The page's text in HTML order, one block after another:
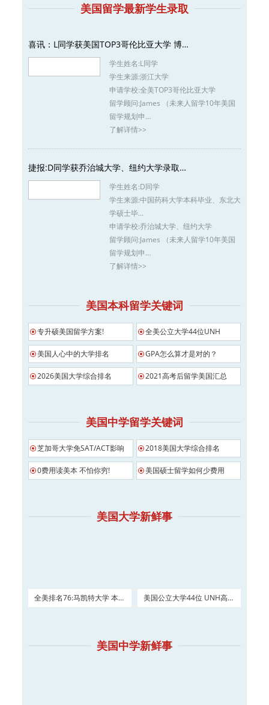
美国留学最新学生录取
喜讯：L同学获美国TOP3哥伦比亚大学 博…
学生姓名:L同学
学生来源:浙江大学
申请学校:全美TOP3哥伦比亚大学
留学顾问:James （未来人留学10年美国
留学规划申…
了解详情>>
捷报:D同学获乔治城大学、纽约大学录取…
学生姓名:D同学
学生来源:中国药科大学本科毕业、东北大
学硕士毕…
申请学校:乔治城大学、纽约大学
留学顾问:James （未来人留学10年美国
留学规划申…
了解详情>>
美国本科留学关键词
专升硕美国留学方案! 全美公立大学44位UNH
美国人心中的大学排名 GPA怎么算才是对的？
2026美国大学综合排名 2021高考后留学美国汇总
美国中学留学关键词
芝加哥大学免SAT/ACT影响 2018美国大学综合排名
0费用读美本 不怕你穷! 美国硕士留学如何少费用
美国大学新鲜事
全美排名76:马凯特大学 本科
美国公立大学44位 UNH高三
美国中学新鲜事